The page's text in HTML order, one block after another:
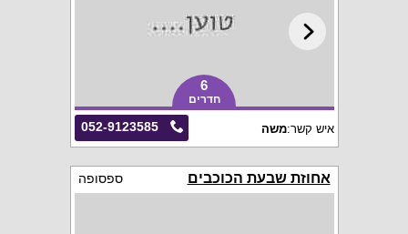
6
חדרים
052-9123585 איש קשר:משה
אחוזת שבעת הכוכבים ספסופה